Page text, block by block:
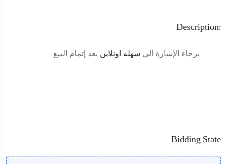
Description:
برجاء الإشارة الي سهله اونلاين بعد إتمام البيع
Bidding State